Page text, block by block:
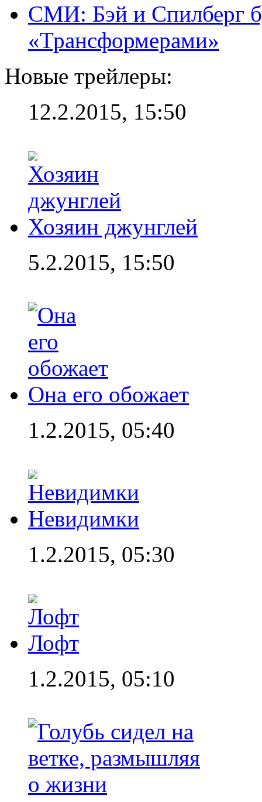
СМИ: Бэй и Спилберг
«Трансформерами»
Новые трейлеры:
12.2.2015, 15:50
Хозяин джунглей
5.2.2015, 15:50
Она его обожает
1.2.2015, 05:40
Невидимки
1.2.2015, 05:30
Лофт
1.2.2015, 05:10